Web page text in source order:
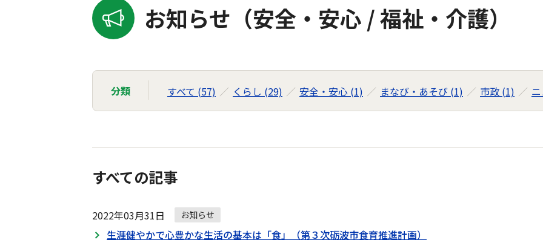
お知らせ（安全・安心 / 福祉・介護）
分類 すべて (57) くらし (29) 安全・安心 (1) まなび・あそび (1) 市政 (1)
すべての記事
2022年03月31日 お知らせ
生涯健やかで心豊かな生活の基本は「食」（第３次砺波市食育推進計画）